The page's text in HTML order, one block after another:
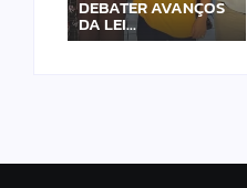
DEBATER AVANÇOS
DA LEI…